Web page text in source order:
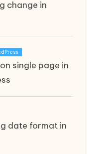
change in
single page in
date format in